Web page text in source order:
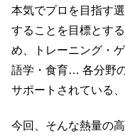
本気でプロを目指す
することを目標とす
め、トレーニング・
語学・食育… 各分野
サポートされている
今回、そんな熱量の